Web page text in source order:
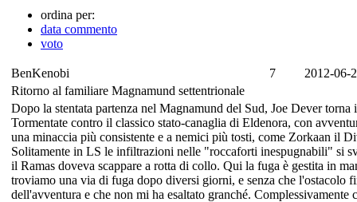
ordina per:
data commento
voto
BenKenobi 7
2012-06-
Ritorno al familiare Magnamund settentrionale
Dopo la stentata partenza nel Magnamund del Sud, Joe Dever
Tormentate contro il classico stato-canaglia di Eldenora, con
una minaccia più consistente e a nemici più tosti, come Zorkaan il
Solitamente in LS le infiltrazioni nelle "roccaforti inespugnabili" si
il Ramas doveva scappare a rotta di collo. Qui la fuga è gestita in
troviamo una via di fuga dopo diversi giorni, e senza che l'ostacolo
dell'avventura e che non mi ha esaltato granché. Complessivamente